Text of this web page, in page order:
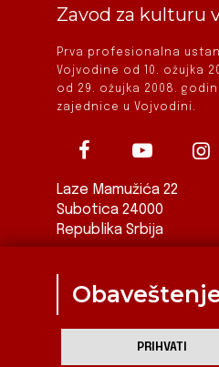
Zavod za kulturu
Prva profesionalna
Vojvodine od 10. ožujka
od 29. ožujka 2008.
zajednice u Vojvodini.
Laze Mamužića 22
Subotica 24000
Republika Srbija
PRIHVATI